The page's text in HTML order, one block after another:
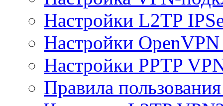
Настройки L2TP
Настройки
Настройки PPTP
Правила